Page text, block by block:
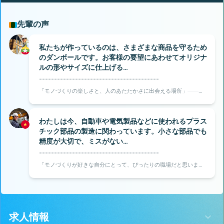
先輩の声
私たちが作っているのは、さまざまな商品を守るため
のダンボールです。お客様の要望にあわせてオリジナ
ルの形やサイズに仕上げる…
----------------------------------------
「モノづくりの楽しさと、人のあたたかさに出会える場所」――そ
わたしは今、自動車や電気製品などに使われるプラス
チック部品の製造に関わっています。小さな部品でも
精度が大切で、ミスがない…
----------------------------------------
「モノづくりが好きな自分にとって、ぴったりの職場だと思いまし
求人情報